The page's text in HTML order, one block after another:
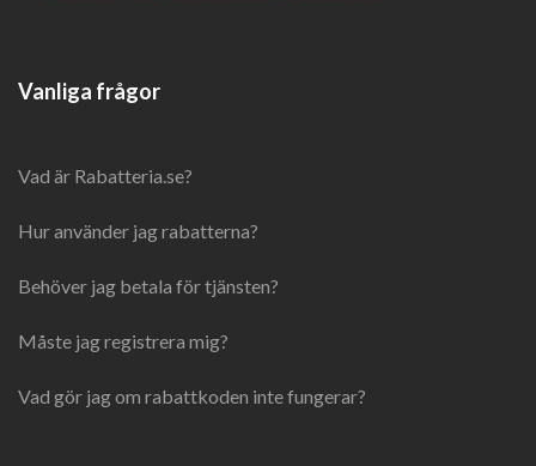
Vanliga frågor
Vad är Rabatteria.se?
Hur använder jag rabatterna?
Behöver jag betala för tjänsten?
Måste jag registrera mig?
Vad gör jag om rabattkoden inte fungerar?